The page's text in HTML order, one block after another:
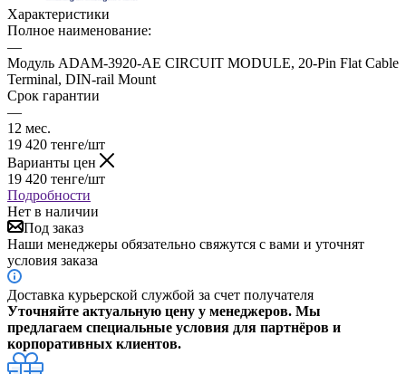
Характеристики
Полное наименование:
—
Модуль ADAM-3920-AE CIRCUIT MODULE, 20-Pin Flat Cable
Terminal, DIN-rail Mount
Срок гарантии
—
12 мес.
19 420 тенге/шт
Варианты цен
19 420 тенге/шт
Подробности
Нет в наличии
Под заказ
Наши менеджеры обязательно свяжутся с вами и уточнят
условия заказа
Доставка курьерской службой за счет получателя
Уточняйте актуальную цену у менеджеров. Мы
предлагаем специальные условия для партнёров и
корпоративных клиентов.